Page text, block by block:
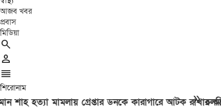
আজব খবর
প্রবাস
মিডিয়া
search
person
reorder
শিরোনাম
শাহ হত্যা মামলায় গ্রেপ্তার ডনকে কারাগারে আটক রাখার
double_arrow চলতি